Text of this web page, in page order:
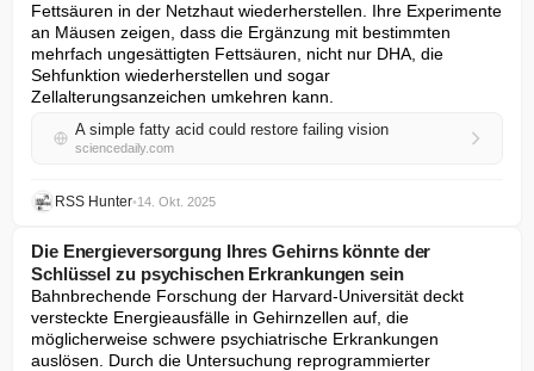
Fettsäuren in der Netzhaut wiederherstellen. Ihre Experimente
an Mäusen zeigen, dass die Ergänzung mit bestimmten
mehrfach ungesättigten Fettsäuren, nicht nur DHA, die
Sehfunktion wiederherstellen und sogar
Zellalterungsanzeichen umkehren kann.
A simple fatty acid could restore failing vision
sciencedaily.com
RSS Hunter•14. Okt. 2025
Die Energieversorgung Ihres Gehirns könnte der
Schlüssel zu psychischen Erkrankungen sein
Bahnbrechende Forschung der Harvard-Universität deckt
versteckte Energieausfälle in Gehirnzellen auf, die
möglicherweise schwere psychiatrische Erkrankungen
auslösen. Durch die Untersuchung reprogrammierter